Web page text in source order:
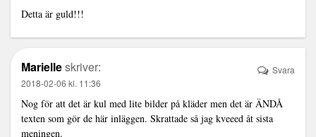
Detta är guld!!!
Marielleskriver:
2018-02-06 kl. 11:36
Nog för att det är kul med lite bilder på kläder men det är ÄNDÅ
texten som gör de här inläggen. Skrattade så jag kveeed åt sista
meningen.
Svara